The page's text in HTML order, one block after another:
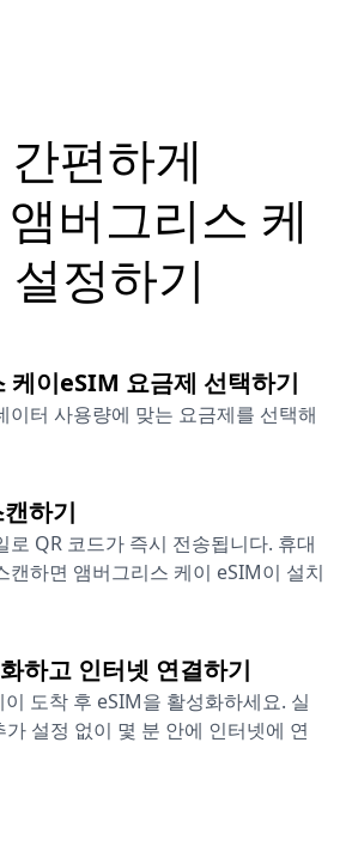
간편하게
버그리스 케
정하기
케이eSIM 요금제 선택하기
이터 사용량에 맞는 요금제를 선택해
하기
로 QR 코드가 즉시 전송됩니다. 휴대
캔하면 앰버그리스 케이 eSIM이 설치
하고 인터넷 연결하기
도착 후 eSIM을 활성화하세요. 실
설정 없이 몇 분 안에 인터넷에 연